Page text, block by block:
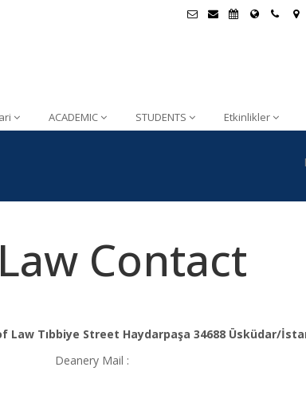
ACADEMIC STUDENTS Etkinlikler
Contact
Law Tıbbiye Street Haydarpaşa 34688 Üsküdar/
00 Deanery Mail :